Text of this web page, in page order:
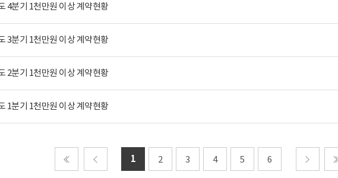
4분기 1천만원 이상 계약현황
3분기 1천만원 이상 계약현황
2분기 1천만원 이상 계약현황
1분기 1천만원 이상 계약현황
1 2 3 4 5
6